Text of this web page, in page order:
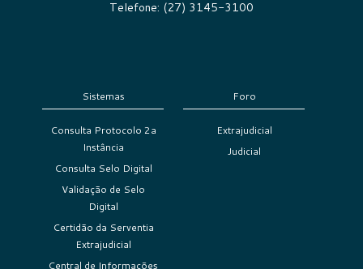
Telefone: (27) 3145-3100
Sistemas
Consulta Protocolo 2a
Instância
Consulta Selo Digital
Validação de Selo
Digital
Certidão da Serventia
Extrajudicial
Central de Informações
Foro
Extrajudicial
Judicial